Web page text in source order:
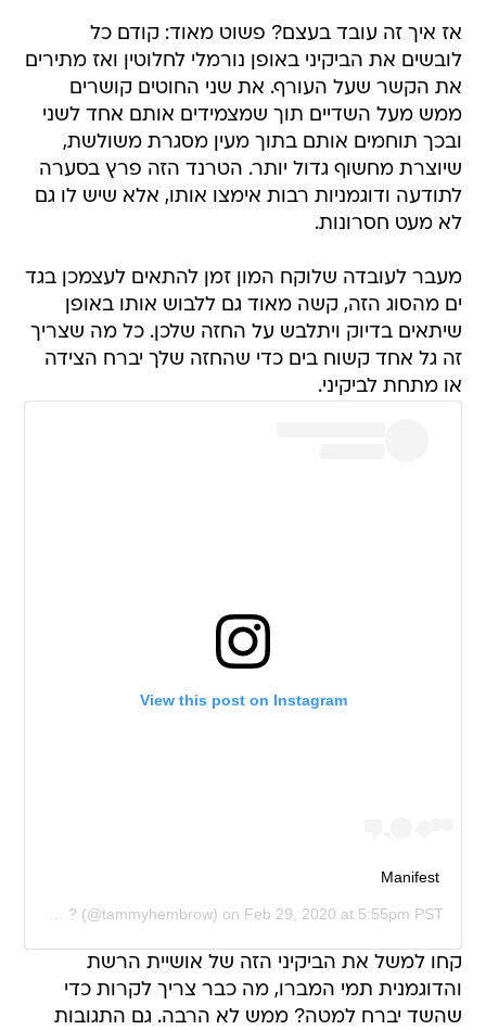
אז איך זה עובד בעצם? פשוט מאוד: קודם כל
לובשים את הביקיני באופן נורמלי לחלוטין ואז מתירים
את הקשר שעל העורף. את שני החוטים קושרים
ממש מעל השדיים תוך שמצמידים אותם אחד לשני
ובכך תוחמים אותם בתוך מעין מסגרת משולשת,
שיוצרת מחשוף גדול יותר. הטרנד הזה פרץ בסערה
לתודעה ודוגמניות רבות אימצו אותו, אלא שיש לו גם
לא מעט חסרונות.
מעבר לעובדה שלוקח המון זמן להתאים לעצמכן בגד
ים מהסוג הזה, קשה מאוד גם ללבוש אותו באופן
שיתאים בדיוק ויתלבש על החזה שלכן. כל מה שצריך
זה גל אחד קשוח בים כדי שהחזה שלך יברח הצידה
או מתחת לביקיני.
View this post on Instagram
Manifest
Tammy ? (@tammyhembrow) on Feb 29, 2020 at 5:55pm PST
קחו למשל את הביקיני הזה של אושיית הרשת
והדוגמנית תמי המברו, מה כבר צריך לקרות כדי
שהשד יברח למטה? ממש לא הרבה. גם התגובות